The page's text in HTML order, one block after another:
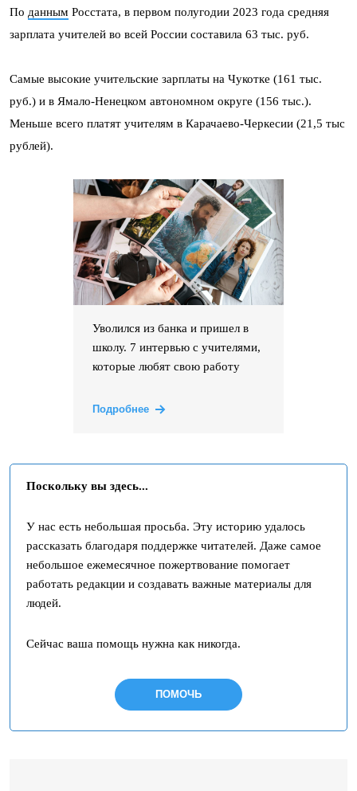
По данным Росстата, в первом полугодии 2023 года средняя
зарплата учителей во всей России составила 63 тыс. руб.
Самые высокие учительские зарплаты на Чукотке (161 тыс.
руб.) и в Ямало-Ненецком автономном округе (156 тыс.).
Меньше всего платят учителям в Карачаево-Черкесии (21,5 тыс
рублей).
Уволился из банка и пришел в
школу. 7 интервью с учителями,
которые любят свою работу
Подробнее
Поскольку вы здесь...
У нас есть небольшая просьба. Эту историю удалось
рассказать благодаря поддержке читателей. Даже самое
небольшое ежемесячное пожертвование помогает
работать редакции и создавать важные материалы для
людей.
Сейчас ваша помощь нужна как никогда.
ПОМОЧЬ